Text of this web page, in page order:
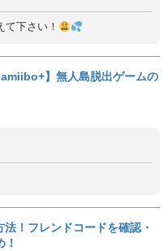
下さい！
amiibo+】無人島脱出ゲームの
！フレンドコードを確認・